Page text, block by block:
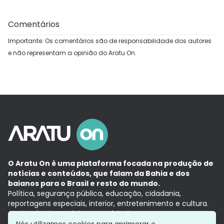
Comentários
Importante: Os comentários são de responsabilidade dos autores
e não representam a opinião do Aratu On.
O Aratu On é uma plataforma focada na produção de
notícias e conteúdos, que falam da Bahia e dos
baianos para o Brasil e resto do mundo.
Política, segurança pública, educação, cidadania,
reportagens especiais, interior, entretenimento e cultura.
Aqui, tudo vira notícia e a notícia é no tempo presente,